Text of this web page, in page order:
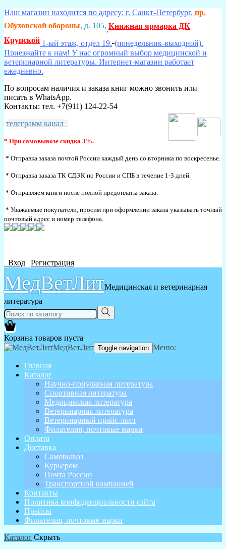
Наш магазин находится по адресу: г. Санкт-Петербург, пр.
Обуховской обороны, д. 105,,Книжная ярмарка ДК
Крупской 1-ый этаж, отдел 19. (понедельник-выходной).
Приезжайте к нам! У нас огромный выбор медицинской и
ветеринарной литературы. Интернет-магазин работает
ежедневно.
По вопросам наличия и заказа книг можно звонить или
писать в WhatsApp.
Контакты: тел. +7(911) 124-22-54
телеграмм канал
* При самовывозе скидка 3%.
* Отправка заказа почтой России каждый день со вторника по воскресенье.
* Отправка заказа ТК СДЭК по России и СПБ в течение 1-3 дней.
* Отправляем книги после полной предоплаты заказа.
* Уважаемые покупатели, просим при оформлении заказа указывать точный
почтовый адрес и номер телефона.
Вход | Регистрация
МедВетЛитМедицинская и ветеринарная
литература
Корзина товаров пуста
МедВетЛит Toggle navigation Меню:
Главная
Каталог
Научно-популярная литература
Спортивная литература
Медицинская литература
Ветеринарная литература
Ветеринарный прайс-лист
Филателия, почтовые марки
Оплата
Доставка
Самовывоз
Курьером
Почта России
Транспортной компанией
Контакты
Политика конфиденциальности сайта
Прайсы
Филателия, почтовые марки
Каталог Скрыть